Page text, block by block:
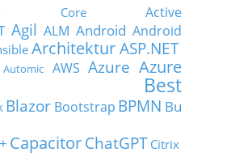
Core
Active
Agil ALM Android Android
Architektur ASP.NET
Automic AWS Azure Azure
Best
Blazor Bootstrap BPMN Bu
Capacitor ChatGPT Citrix